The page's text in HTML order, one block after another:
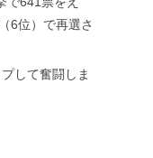
6位）で再選さ
して奮闘しま